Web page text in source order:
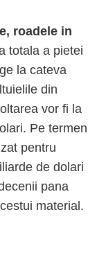
roadele in
totala a pietei
la cateva
din
vor fi la
Pe termen
pentru
de dolari
pana
material.